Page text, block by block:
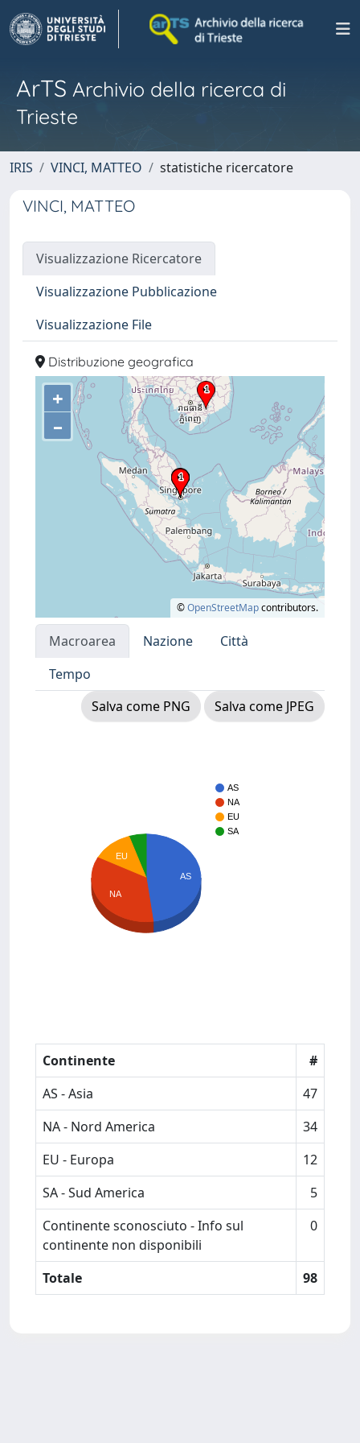
ArTS Archivio della ricerca di
Trieste
IRIS VINCI, MATTEO statistiche ricercatore
VINCI, MATTEO
Visualizzazione Ricercatore
Visualizzazione Pubblicazione
Visualizzazione File
Distribuzione geografica
+
–
©OpenStreetMapcontributors.
Macroarea Nazione
Città
Tempo
Salva come PNG
Salva come JPEG
AS
NA
EU
SA
AS
EU
NA
Continente
#
AS - Asia
47
NA - Nord America
34
EU - Europa
12
SA - Sud America
5
Continente sconosciuto - Info sul
continente non disponibili
0
Totale 98